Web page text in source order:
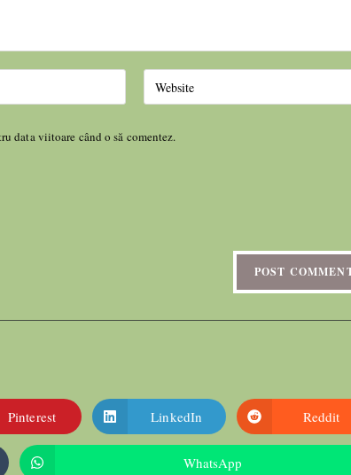
data viitoare când o să comentez.
Pinterest LinkedIn Reddit
WhatsApp